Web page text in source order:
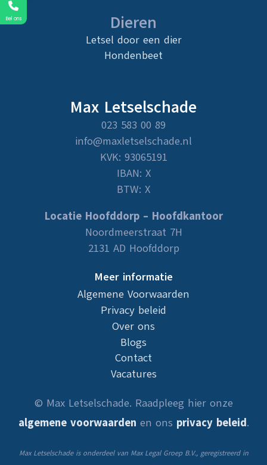
Dieren
Letsel door een dier
Hondenbeet
Max Letselschade
023 583 00 89
info@maxletselschade.nl
KVK: 93065191
IBAN: X
BTW: X
Locatie Hoofddorp – Hoofdkantoor
Noordmeerstraat 7H
2131 AD Hoofddorp
Meer informatie
Algemene Voorwaarden
Privacy beleid
Over ons
Blogs
Contact
Vacatures
© Max Letselschade. Raadpleeg hier onze
algemene voorwaarden en ons privacy beleid.
Max Letselschade is onderdeel van Max Legal Groep B.V., geregistreerd in
Bel ons